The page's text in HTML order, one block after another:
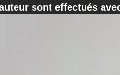
sont effectués